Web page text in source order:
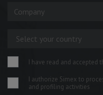
I have read and accepted
I authorize Simex to
and profiling activities